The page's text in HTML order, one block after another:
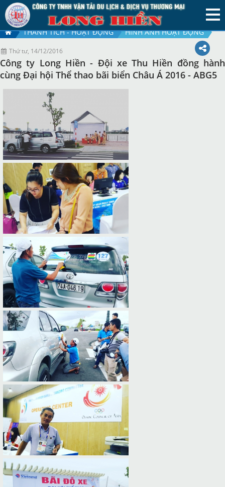
THÀNH TÍCH - HOẠT ĐỘNG HÌNH ẢNH HOẠT ĐỘNG
Thứ tư, 14/12/2016
Công ty Long Hiền - Đội xe Thu Hiền đồng hành
cùng Đại hội Thể thao bãi biển Châu Á 2016 - ABG5